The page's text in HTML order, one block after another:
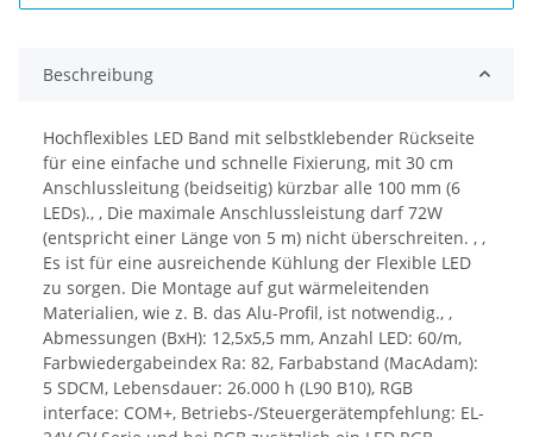
Beschreibung
Hochflexibles LED Band mit selbstklebender Rückseite
für eine einfache und schnelle Fixierung, mit 30 cm
Anschlussleitung (beidseitig) kürzbar alle 100 mm (6
LEDs)., , Die maximale Anschlussleistung darf 72W
(entspricht einer Länge von 5 m) nicht überschreiten. , ,
Es ist für eine ausreichende Kühlung der Flexible LED
zu sorgen. Die Montage auf gut wärmeleitenden
Materialien, wie z. B. das Alu-Profil, ist notwendig., ,
Abmessungen (BxH): 12,5x5,5 mm, Anzahl LED: 60/m,
Farbwiedergabeindex Ra: 82, Farbabstand (MacAdam):
5 SDCM, Lebensdauer: 26.000 h (L90 B10), RGB
interface: COM+, Betriebs-/Steuergerätempfehlung: EL-